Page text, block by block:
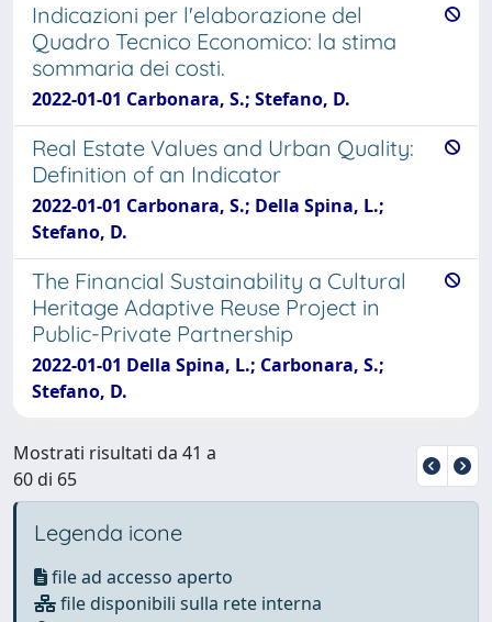
Indicazioni per l'elaborazione del
Quadro Tecnico Economico: la stima
sommaria dei costi.
2022-01-01 Carbonara, S.; Stefano, D.
Real Estate Values and Urban Quality:
Definition of an Indicator
2022-01-01 Carbonara, S.; Della Spina, L.;
Stefano, D.
The Financial Sustainability a Cultural
Heritage Adaptive Reuse Project in
Public-Private Partnership
2022-01-01 Della Spina, L.; Carbonara, S.;
Stefano, D.
Mostrati risultati da 41 a
60 di 65
Legenda icone
file ad accesso aperto
file disponibili sulla rete interna